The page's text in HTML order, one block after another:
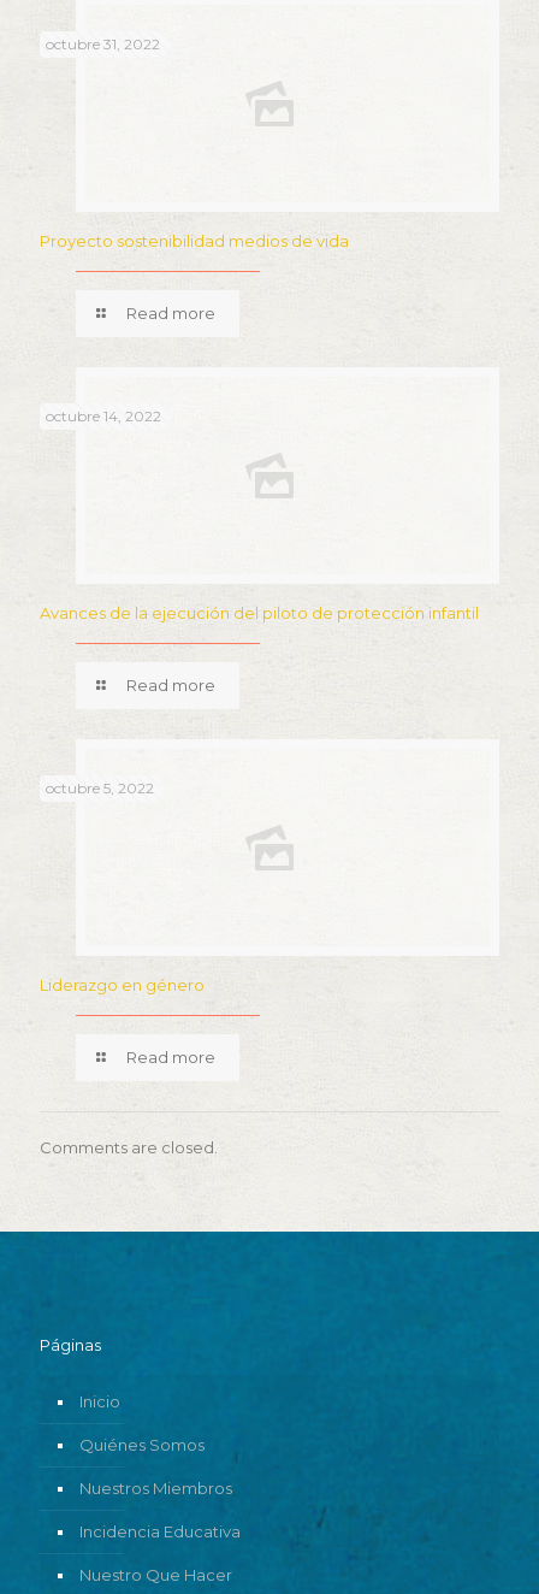
octubre 31, 2022
Proyecto sostenibilidad medios de vida
Read more
octubre 14, 2022
Avances de la ejecución del piloto de protección infantil
Read more
octubre 5, 2022
Liderazgo en género
Read more
Comments are closed.
Páginas
Inicio
Quiénes Somos
Nuestros Miembros
Incidencia Educativa
Nuestro Que Hacer